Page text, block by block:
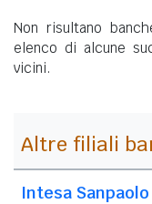
Non risultano
elenco di alcune
vicini.
Altre filiali
Intesa Sanpaolo